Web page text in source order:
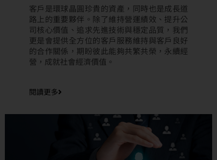
客戶是環球晶圓珍貴的資產，同時也是成長道
路上的重要夥伴。除了維持營運績效、提升公
司核心價值、追求先進技術與穩定品質，我們
更是會提供全方位的客戶服務維持與客戶良好
的合作關係，期盼彼此能夠共繁共榮，永續經
營，成就社會經濟價值。
閱讀更多